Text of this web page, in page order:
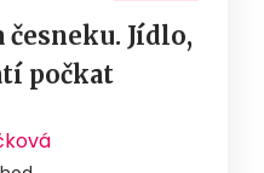
česneku. Jídlo,
počkat